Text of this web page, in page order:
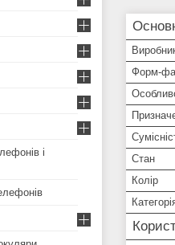
Форм-
Стан
Колір
і